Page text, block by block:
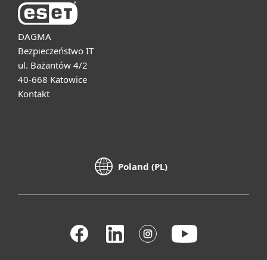
DAGMA
Bezpieczeństwo IT
ul. Bażantów 4/2
40-668 Katowice
Kontakt
Poland (PL)